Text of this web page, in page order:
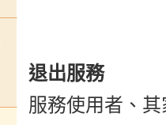
退出服務
服務使用者、